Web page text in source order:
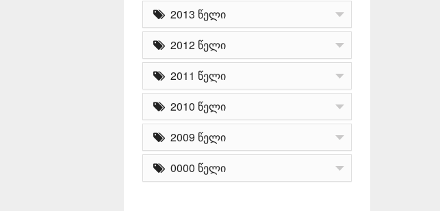
2013 წელი
2012 წელი
2011 წელი
2010 წელი
2009 წელი
0000 წელი